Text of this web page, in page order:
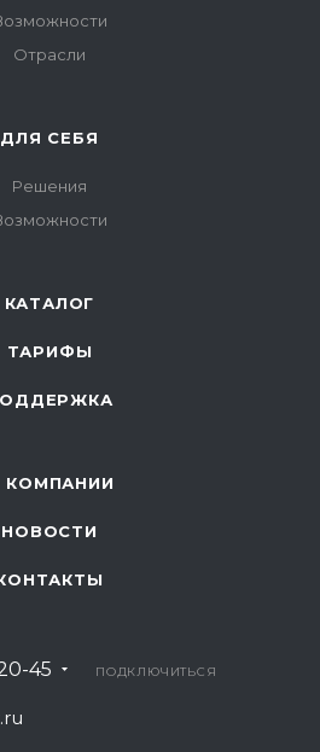
Отрасли
ДЛЯ СЕБЯ
Решения
КАТАЛОГ
ТАРИФЫ
КОМПАНИИ
НОВОСТИ
45 ПОДКЛЮЧИТЬСЯ